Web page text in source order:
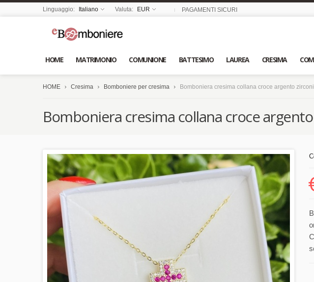
Linguaggio: Italiano Valuta: EUR PAGAMENTI SICURI
HOME MATRIMONIO COMUNIONE BATTESIMO LAUREA CRESIMA
HOME Cresima Bomboniere per cresima Bomboniera cresima collana croce argento
Bomboniera cresima collana croce